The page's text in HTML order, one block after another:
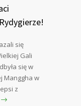
się
Gali
się w
Manggha w
z